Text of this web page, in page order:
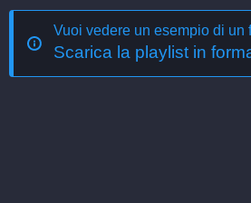
Vuoi vedere un esempio di un
Scarica la playlist in